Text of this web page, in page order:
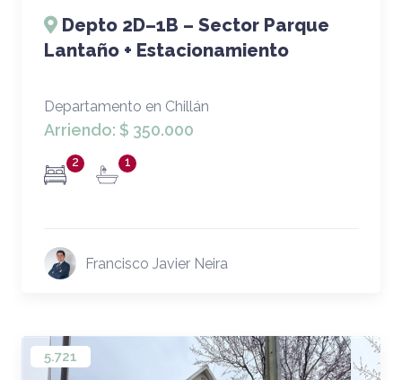
Depto 2D–1B – Sector Parque
Lantaño + Estacionamiento
Departamento en Chillán
Arriendo: $ 350.000
2 1
Francisco Javier Neira
5.721